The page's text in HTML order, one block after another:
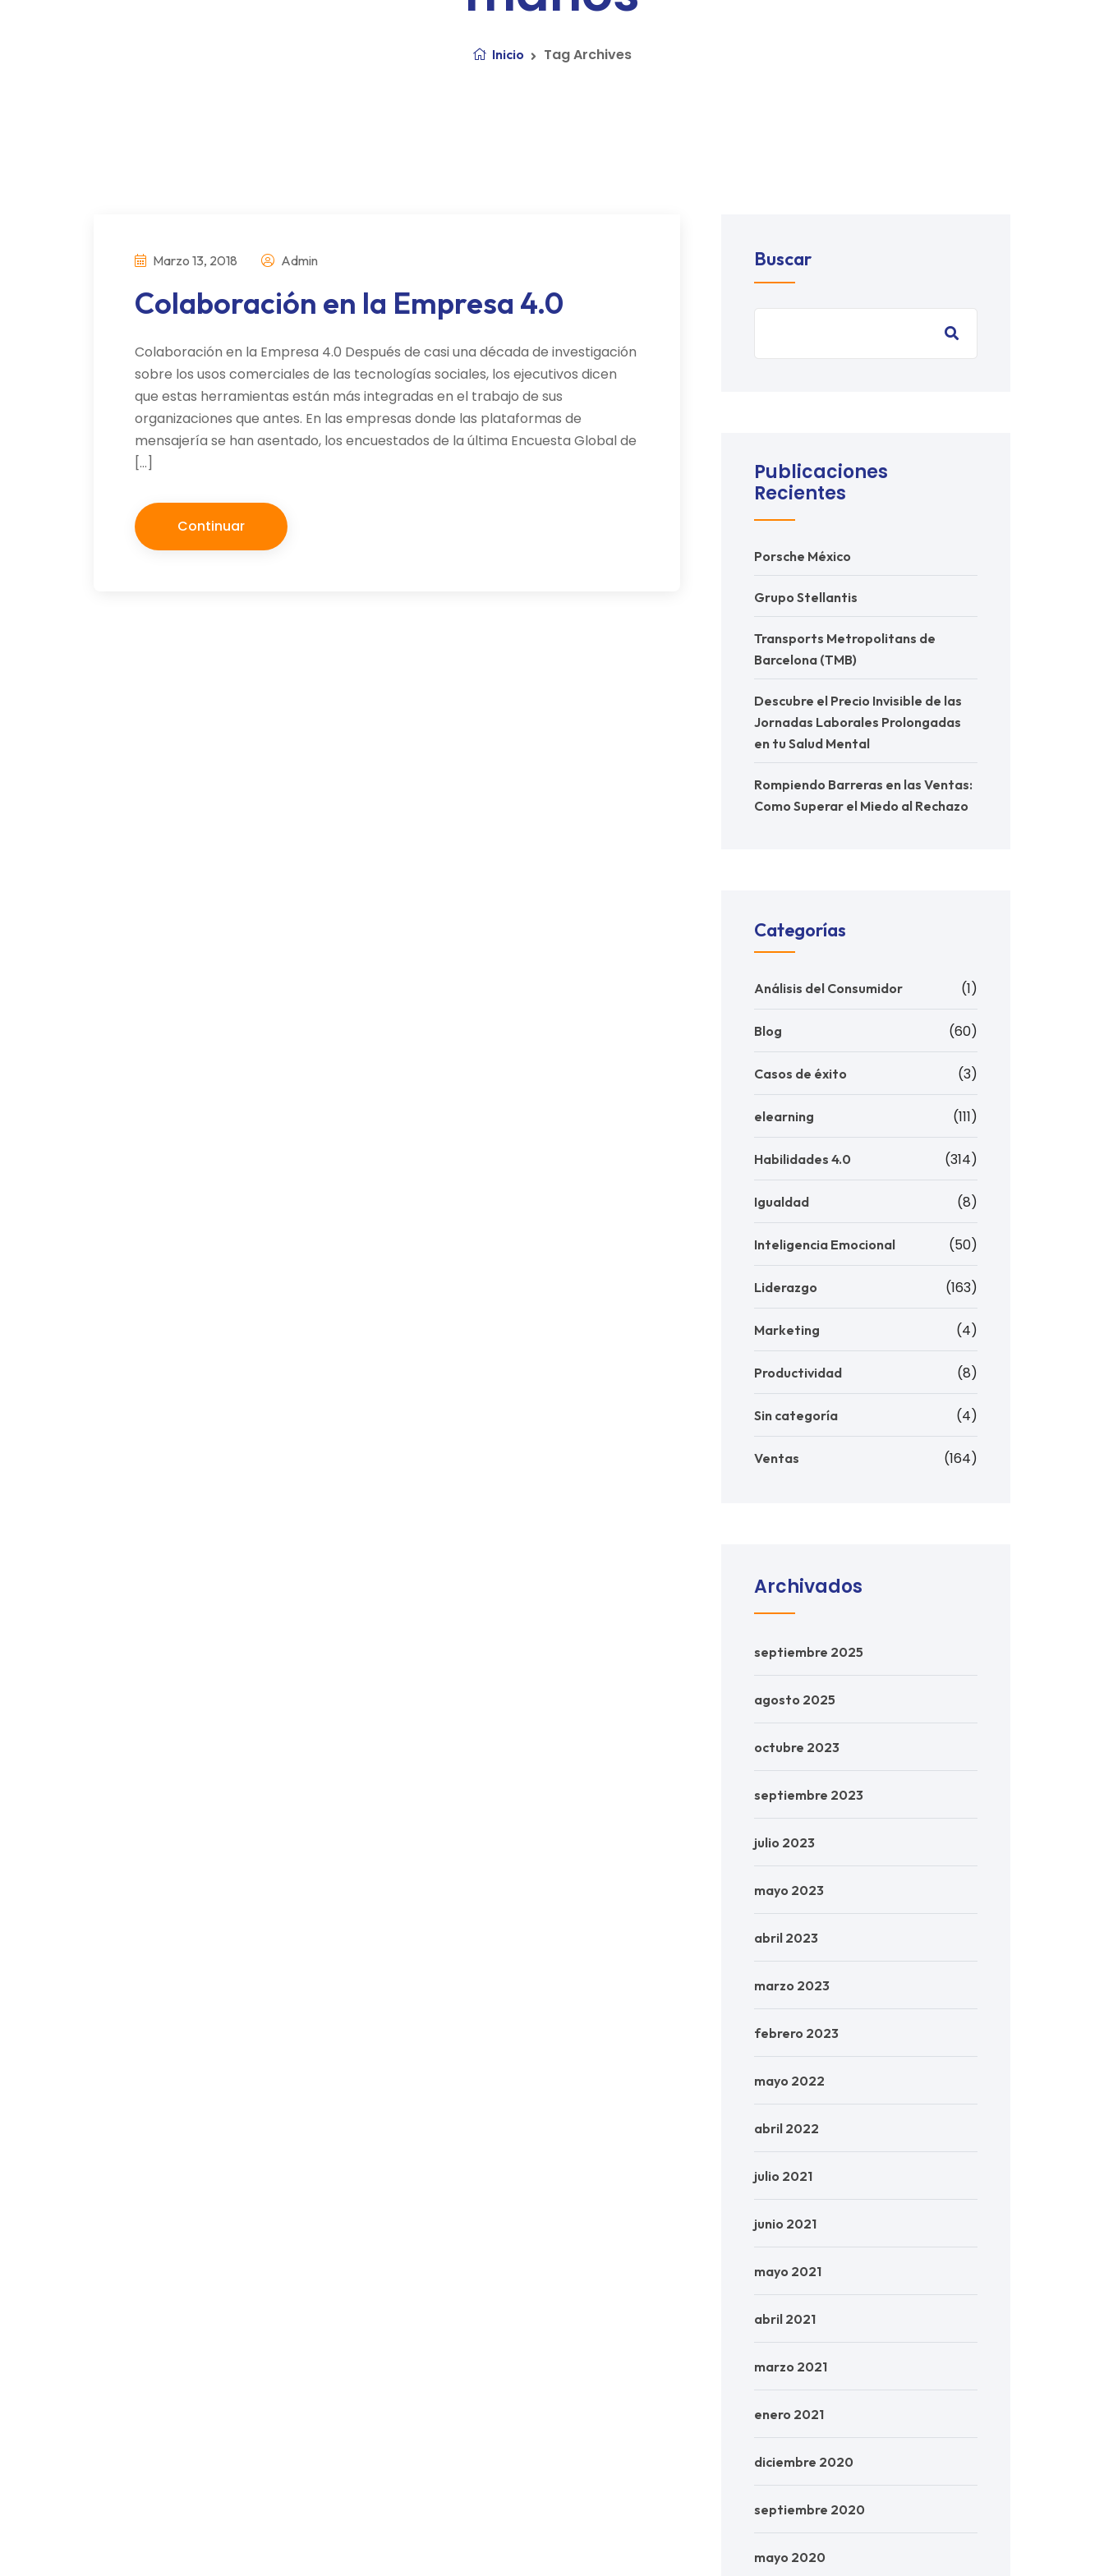
Inicio Tag Archives
Marzo 13, 2018 Admin
Colaboración en la Empresa 4.0
Colaboración en la Empresa 4.0 Después de casi una década de investigación
sobre los usos comerciales de las tecnologías sociales, los ejecutivos dicen
que estas herramientas están más integradas en el trabajo de sus
organizaciones que antes. En las empresas donde las plataformas de
mensajería se han asentado, los encuestados de la última Encuesta Global de
[…]
Continuar
Buscar
Publicaciones
Recientes
Porsche México
Grupo Stellantis
Transports Metropolitans de
Barcelona (TMB)
Descubre el Precio Invisible de las
Jornadas Laborales Prolongadas
en tu Salud Mental
Rompiendo Barreras en las Ventas:
Como Superar el Miedo al Rechazo
Categorías
Análisis del Consumidor (1)
Blog (60)
Casos de éxito (3)
elearning (111)
Habilidades 4.0 (314)
Igualdad (8)
Inteligencia Emocional (50)
Liderazgo (163)
Marketing (4)
Productividad (8)
Sin categoría (4)
Ventas (164)
Archivados
septiembre 2025
agosto 2025
octubre 2023
septiembre 2023
julio 2023
mayo 2023
abril 2023
marzo 2023
febrero 2023
mayo 2022
abril 2022
julio 2021
junio 2021
mayo 2021
abril 2021
marzo 2021
enero 2021
diciembre 2020
septiembre 2020
mayo 2020